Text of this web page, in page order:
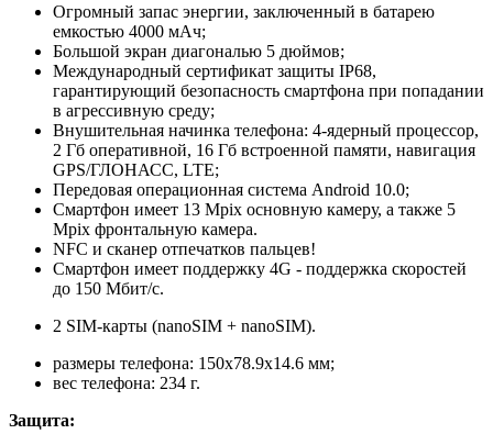
Огромный запас энергии, заключенный в батарею
емкостью 4000 мАч;
Большой экран диагональю 5 дюймов;
Международный сертификат защиты IP68,
гарантирующий безопасность смартфона при попадании
в агрессивную среду;
Внушительная начинка телефона: 4-ядерный процессор,
2 Гб оперативной, 16 Гб встроенной памяти, навигация
GPS/ГЛОНАСС, LTE;
Передовая операционная система Android 10.0;
Смартфон имеет 13 Mpix основную камеру, а также 5
Mpix фронтальную камера.
NFC и сканер отпечатков пальцев!
Смартфон имеет поддержку 4G - поддержка скоростей
до 150 Мбит/с.
2 SIM-карты (nanoSIM + nanoSIM).
размеры телефона: 150x78.9x14.6 мм;
вес телефона: 234 г.
Защита: